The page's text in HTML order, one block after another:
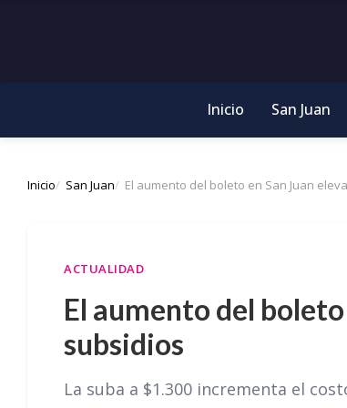
Inicio San Juan
Inicio San Juan El aumento del boleto en San Juan
ACTUALIDAD
El aumento del
subsidios
La suba a $1.300 incrementa el